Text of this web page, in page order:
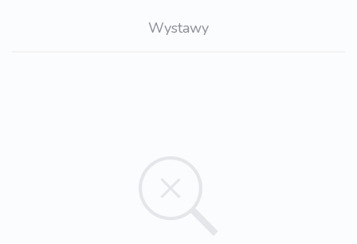
Wystawy